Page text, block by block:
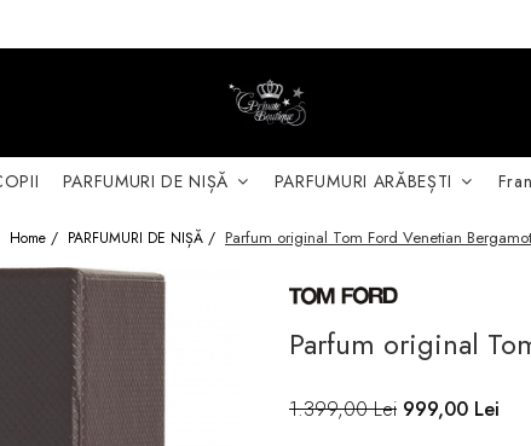
PARFUMURI DE NIȘĂ PARFUMURI ARĂBEȘTI
Home / PARFUMURI DE NIȘĂ / Parfum original Tom Ford Venetian Bergamot
Parfum original
1.399,00 Lei 999,00 Lei